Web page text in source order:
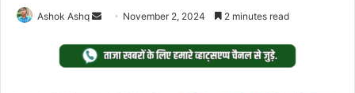
Ashok Ashq
Send
email
November 2, 2024 2 minutes read